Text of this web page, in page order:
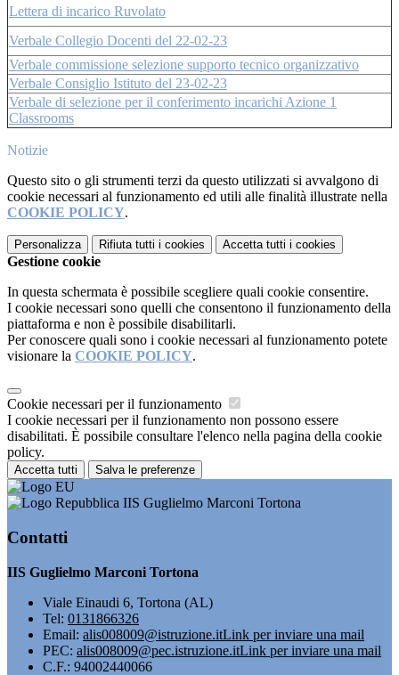
Lettera di incarico Ruvolato
Verbale Collegio Docenti del 22-02-23
Verbale commissione selezione supporto tecnico organizzativo
Verbale Consiglio Istituto del 23-02-23
Verbale di selezione per il conferimento incarichi Azione 1
Classrooms
Notizie
Questo sito o gli strumenti terzi da questo utilizzati si avvalgono di
cookie necessari al funzionamento ed utili alle finalità illustrate nella
COOKIE POLICY.
Personalizza Rifiuta tutti i cookies Accetta tutti i cookies
Gestione cookie
In questa schermata è possibile scegliere quali cookie consentire.
I cookie necessari sono quelli che consentono il funzionamento della
piattaforma e non è possibile disabilitarli.
Per conoscere quali sono i cookie necessari al funzionamento potete
visionare la COOKIE POLICY.
Cookie necessari per il funzionamento
I cookie necessari per il funzionamento non possono essere
disabilitati. È possibile consultare l'elenco nella pagina della cookie
policy.
Accetta tutti Salva le preferenze
IIS Guglielmo Marconi Tortona
Contatti
IIS Guglielmo Marconi Tortona
Viale Einaudi 6, Tortona (AL)
Tel: 0131866326
Email: alis008009@istruzione.itLink per inviare una mail
PEC: alis008009@pec.istruzione.itLink per inviare una mail
C.F.: 94002440066